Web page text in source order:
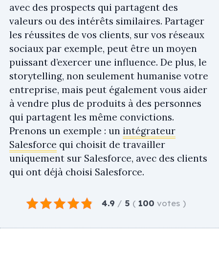
avec des prospects qui partagent des
valeurs ou des intérêts similaires. Partager
les réussites de vos clients, sur vos réseaux
sociaux par exemple, peut être un moyen
puissant d’exercer une influence. De plus, le
storytelling, non seulement humanise votre
entreprise, mais peut également vous aider
à vendre plus de produits à des personnes
qui partagent les même convictions.
Prenons un exemple : un intégrateur
Salesforce qui choisit de travailler
uniquement sur Salesforce, avec des clients
qui ont déjà choisi Salesforce.
4.9 / 5 ( 100 votes )